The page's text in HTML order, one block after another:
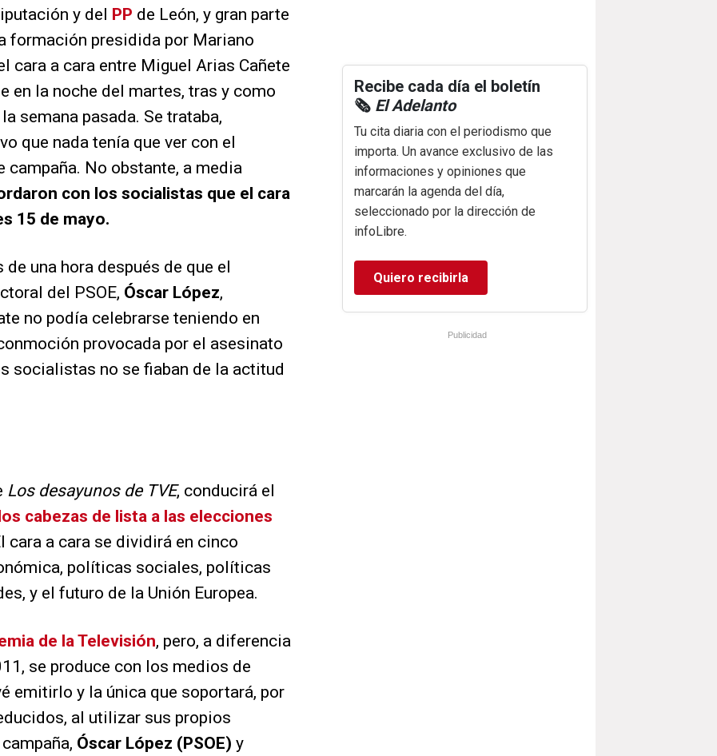
y del PP de León, y gran parte
formación presidida por Mariano
cara a cara entre Miguel Arias Cañete
en la noche del martes, tras y como
semana pasada. Se trataba,
que nada tenía que ver con el
No obstante, a media
con los socialistas que el cara
15 de mayo.
una hora después de que el
del PSOE, Óscar López,
no podía celebrarse teniendo en
provocada por el asesinato
socialistas no se fiaban de la actitud
Los desayunos de TVE, conducirá el
cabezas de lista a las elecciones
cara a cara se dividirá en cinco
políticas sociales, políticas
y el futuro de la Unión Europea.
de la Televisión, pero, a diferencia
se produce con los medios de
emitirlo y la única que soportará, por
al utilizar sus propios
Óscar López (PSOE) y
Recibe cada día el boletín
🗞️ El Adelanto
Tu cita diaria con el periodismo que
importa. Un avance exclusivo de las
informaciones y opiniones que
marcarán la agenda del día,
seleccionado por la dirección de
infoLibre.
Quiero recibirla
Publicidad